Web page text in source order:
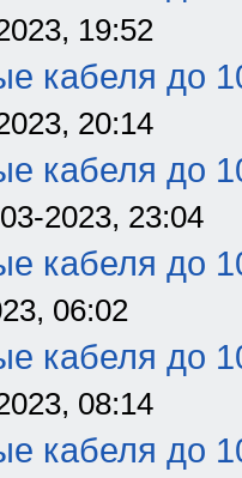
19:52
кабеля до
20:14
кабеля до
2023, 23:04
кабеля до
06:02
кабеля до
08:14
кабеля до